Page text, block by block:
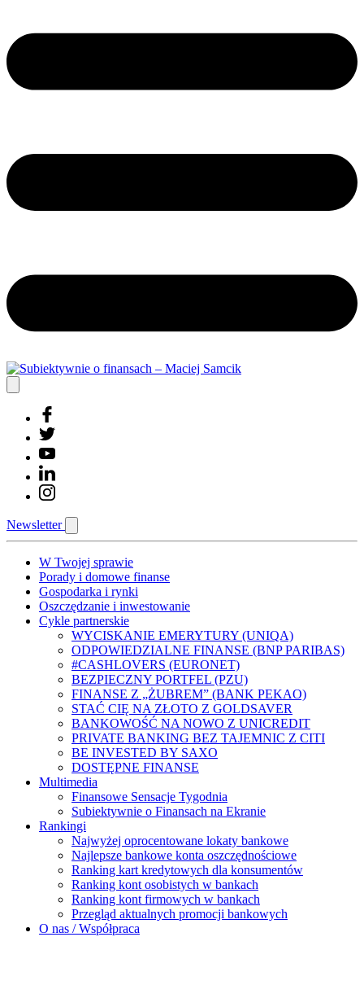
Newsletter
W Twojej sprawie
Porady i domowe finanse
Gospodarka i rynki
Oszczędzanie i inwestowanie
Cykle partnerskie
WYCISKANIE EMERYTURY (UNIQA)
ODPOWIEDZIALNE FINANSE (BNP PARIBAS)
#CASHLOVERS (EURONET)
BEZPIECZNY PORTFEL (PZU)
FINANSE Z „ŻUBREM” (BANK PEKAO)
STAĆ CIĘ NA ZŁOTO Z GOLDSAVER
BANKOWOŚĆ NA NOWO Z UNICREDIT
PRIVATE BANKING BEZ TAJEMNIC Z CITI
BE INVESTED BY SAXO
DOSTĘPNE FINANSE
Multimedia
Finansowe Sensacje Tygodnia
Subiektywnie o Finansach na Ekranie
Rankingi
Najwyżej oprocentowane lokaty bankowe
Najlepsze bankowe konta oszczędnościowe
Ranking kart kredytowych dla konsumentów
Ranking kont osobistych w bankach
Ranking kont firmowych w bankach
Przegląd aktualnych promocji bankowych
O nas / Współpraca